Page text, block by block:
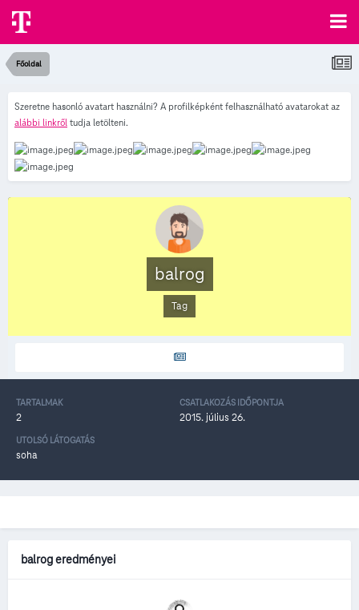
Főoldal
Szeretne hasonló avatart használni? A profilképként felhasználható avatarokat az
alábbi linkről tudja letölteni.
balrog
Tag
TARTALMAK
2
CSATLAKOZÁS IDŐPONTJA
2015. július 26.
UTOLSÓ LÁTOGATÁS
soha
balrog eredményei